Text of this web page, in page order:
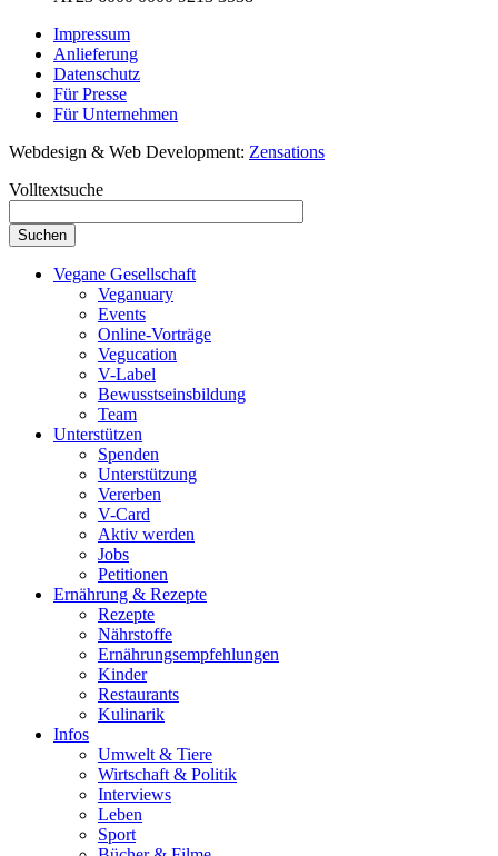
Impressum
Anlieferung
Datenschutz
Für Presse
Für Unternehmen
Webdesign & Web Development: Zensations
Volltextsuche
Vegane Gesellschaft
Veganuary
Events
Online-Vorträge
Vegucation
V-Label
Bewusstseinsbildung
Team
Unterstützen
Spenden
Unterstützung
Vererben
V-Card
Aktiv werden
Jobs
Petitionen
Ernährung & Rezepte
Rezepte
Nährstoffe
Ernährungsempfehlungen
Kinder
Restaurants
Kulinarik
Infos
Umwelt & Tiere
Wirtschaft & Politik
Interviews
Leben
Sport